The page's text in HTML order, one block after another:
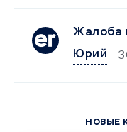
Жалоба
Юрий
НОВЫЕ